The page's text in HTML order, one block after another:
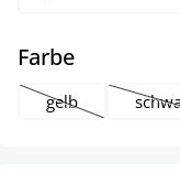
Farbeselect
gelb
(Esta opción no